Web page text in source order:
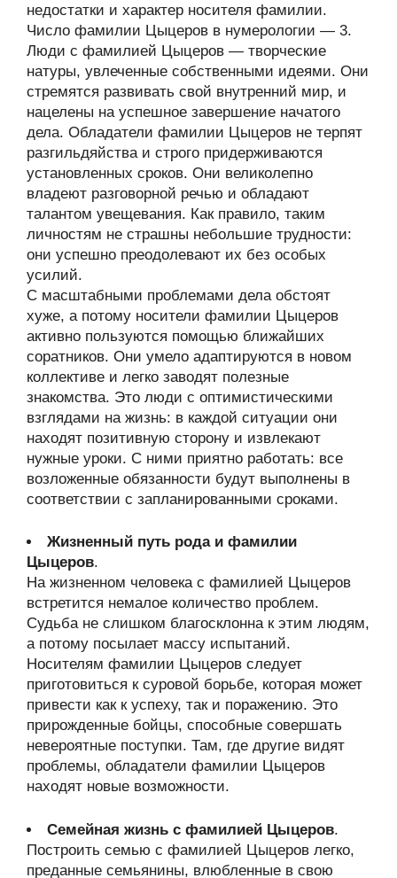
недостатки и характер носителя фамилии.
Число фамилии Цыцеров в нумерологии — 3.
Люди с фамилией Цыцеров — творческие
натуры, увлеченные собственными идеями. Они
стремятся развивать свой внутренний мир, и
нацелены на успешное завершение начатого
дела. Обладатели фамилии Цыцеров не терпят
разгильдяйства и строго придерживаются
установленных сроков. Они великолепно
владеют разговорной речью и обладают
талантом увещевания. Как правило, таким
личностям не страшны небольшие трудности:
они успешно преодолевают их без особых
усилий.
С масштабными проблемами дела обстоят
хуже, а потому носители фамилии Цыцеров
активно пользуются помощью ближайших
соратников. Они умело адаптируются в новом
коллективе и легко заводят полезные
знакомства. Это люди с оптимистическими
взглядами на жизнь: в каждой ситуации они
находят позитивную сторону и извлекают
нужные уроки. С ними приятно работать: все
возложенные обязанности будут выполнены в
соответствии с запланированными сроками.
Жизненный путь рода и фамилии
Цыцеров.
На жизненном человека с фамилией Цыцеров
встретится немалое количество проблем.
Судьба не слишком благосклонна к этим людям,
а потому посылает массу испытаний.
Носителям фамилии Цыцеров следует
приготовиться к суровой борьбе, которая может
привести как к успеху, так и поражению. Это
прирожденные бойцы, способные совершать
невероятные поступки. Там, где другие видят
проблемы, обладатели фамилии Цыцеров
находят новые возможности.
Семейная жизнь с фамилией Цыцеров.
Построить семью с фамилией Цыцеров легко,
преданные семьянины, влюбленные в свою